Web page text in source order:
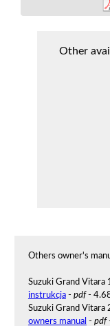
Other
Others owner's
Suzuki Grand
instrukcja- pdf-
Suzuki Grand
owners manual - pdf